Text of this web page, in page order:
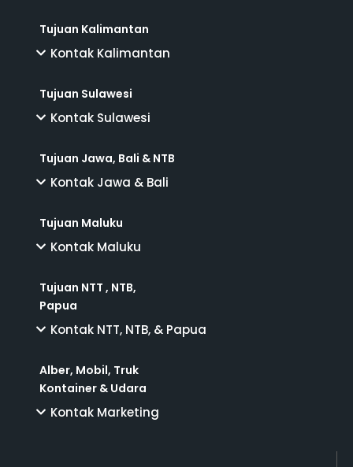
Tujuan Kalimantan
Kontak Kalimantan
Tujuan Sulawesi
Kontak Sulawesi
Tujuan Jawa, Bali & NTB
Kontak Jawa & Bali
Tujuan Maluku
Kontak Maluku
Tujuan NTT , NTB,
Papua
Kontak NTT, NTB, & Papua
Alber, Mobil, Truk
Kontainer & Udara
Kontak Marketing